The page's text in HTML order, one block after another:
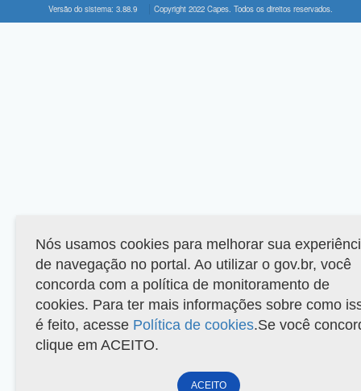
Versão do sistema: 3.88.9 Copyright 2022 Capes. Todos os direitos reservados.
Nós usamos cookies para melhorar sua
de navegação no portal. Ao utilizar o gov.br, você
concorda com a política de monitoramento de
cookies. Para ter mais informações sobre como
é feito, acesse Política de cookies.Se você
clique em ACEITO.
ACEITO